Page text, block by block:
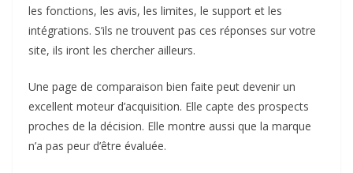
les fonctions, les avis, les limites, le support et les
intégrations. S’ils ne trouvent pas ces réponses sur votre
site, ils iront les chercher ailleurs.
Une page de comparaison bien faite peut devenir un
excellent moteur d’acquisition. Elle capte des prospects
proches de la décision. Elle montre aussi que la marque
n’a pas peur d’être évaluée.